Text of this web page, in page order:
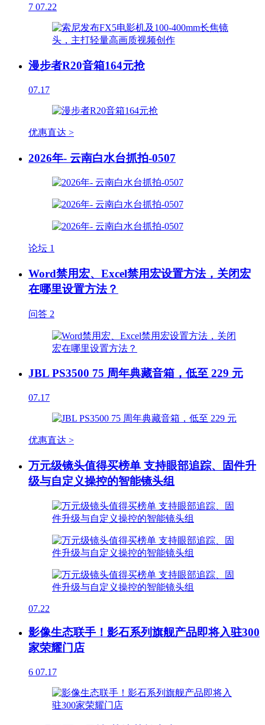
7 07.22
漫步者R20音箱164元抢
07.17
优惠直达 >
2026年- 云南白水台抓拍-0507
论坛 1
Word禁用宏、Excel禁用宏设置方法，关闭宏
在哪里设置方法？
问答 2
JBL PS3500 75 周年典藏音箱，低至 229 元
07.17
优惠直达 >
万元级镜头值得买榜单 支持眼部追踪、固件升
级与自定义操控的智能镜头组
07.22
影像生态联手！影石系列旗舰产品即将入驻300
家荣耀门店
6 07.17